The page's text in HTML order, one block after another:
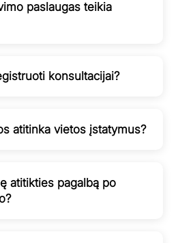
paslaugas teikia
konsultacijai?
atitinka vietos įstatymus?
atitikties pagalbą po